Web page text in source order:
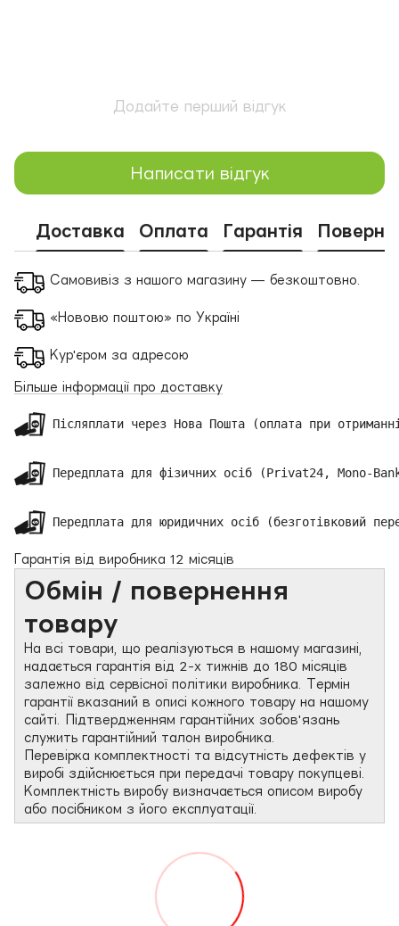
Додайте перший відгук
Написати відгук
Доставка Оплата Гарантія
Самовивіз з нашого магазину — безкоштовно.
«Нововю поштою» по Україні
Кур'єром за адресою
Більше інформації про доставку
Післяплати через Нова Пошта (оплата при
Передплата для фізичних осіб (Privat24, Mono-
Передплата для юридичних осіб (безготівковий
Гарантія від виробника 12 місяців
Обмін / повернення
товару
На всі товари, що реалізуються в нашому магазині,
надається гарантія від 2-х тижнів до 180 місяців
залежно від сервісної політики виробника. Термін
гарантії вказаний в описі кожного товару на нашому
сайті. Підтвердженням гарантійних зобов'язань
служить гарантійний талон виробника.
Перевірка комплектності та відсутність дефектів у
виробі здійснюється при передачі товару покупцеві.
Комплектність виробу визначається описом виробу
або посібником з його експлуатації.